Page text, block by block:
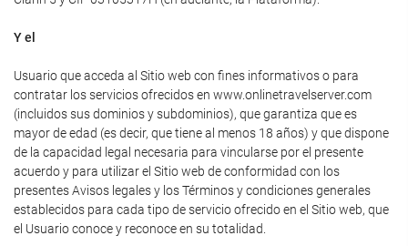
Y el
Usuario que acceda al Sitio web con fines informativos o para
contratar los servicios ofrecidos en www.onlinetravelserver.com
(incluidos sus dominios y subdominios), que garantiza que es
mayor de edad (es decir, que tiene al menos 18 años) y que dispone
de la capacidad legal necesaria para vincularse por el presente
acuerdo y para utilizar el Sitio web de conformidad con los
presentes Avisos legales y los Términos y condiciones generales
establecidos para cada tipo de servicio ofrecido en el Sitio web, que
el Usuario conoce y reconoce en su totalidad.